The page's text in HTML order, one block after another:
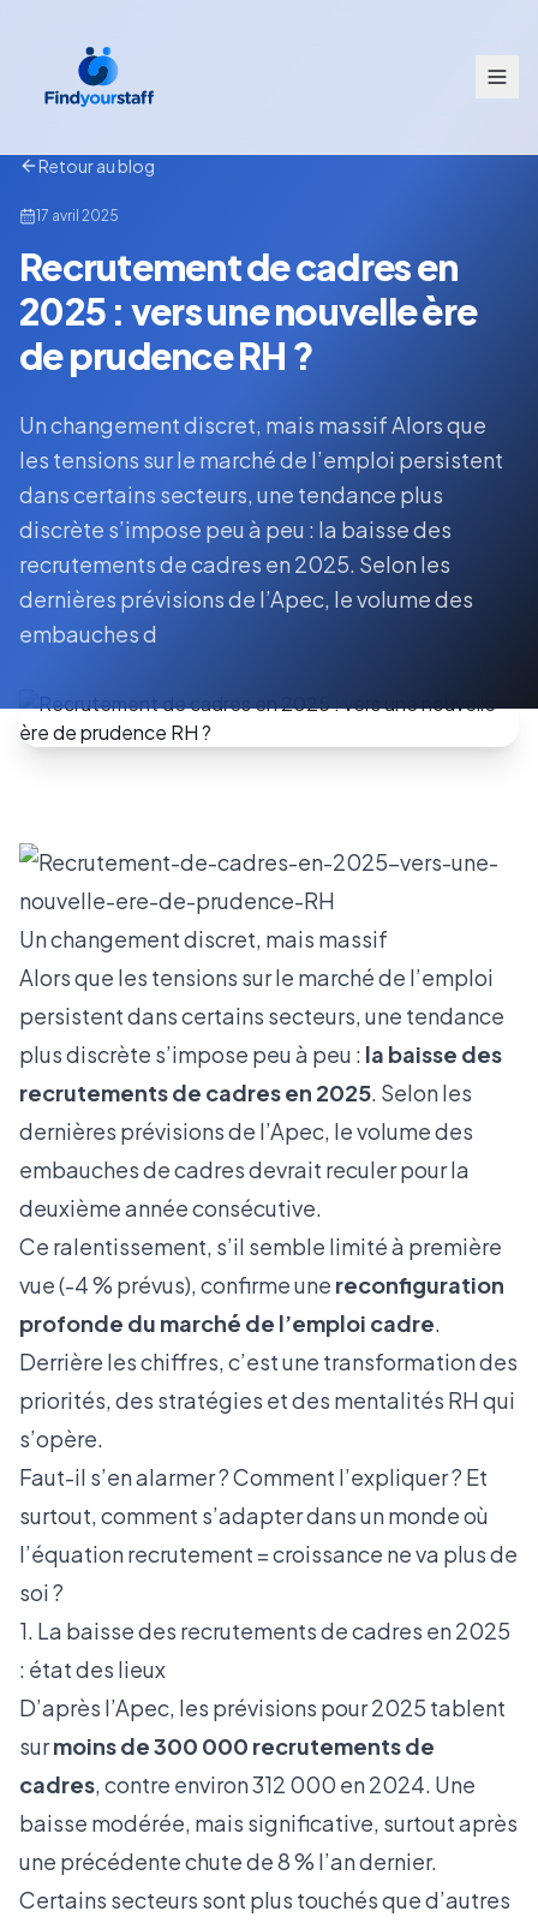
Retour au blog
17 avril 2025
Recrutement de cadres en
2025 : vers une nouvelle ère
de prudence RH ?
Un changement discret, mais massif Alors que
les tensions sur le marché de l’emploi persistent
dans certains secteurs, une tendance plus
discrète s’impose peu à peu : la baisse des
recrutements de cadres en 2025. Selon les
dernières prévisions de l’Apec, le volume des
embauches d
Un changement discret, mais massif
Alors que les tensions sur le marché de l’emploi
persistent dans certains secteurs, une tendance
plus discrète s’impose peu à peu : la baisse des
recrutements de cadres en 2025. Selon les
dernières prévisions de l’Apec, le volume des
embauches de cadres devrait reculer pour la
deuxième année consécutive.
Ce ralentissement, s’il semble limité à première
vue (-4 % prévus), confirme une reconfiguration
profonde du marché de l’emploi cadre.
Derrière les chiffres, c’est une transformation des
priorités, des stratégies et des mentalités RH qui
s’opère.
Faut-il s’en alarmer ? Comment l’expliquer ? Et
surtout, comment s’adapter dans un monde où
l’équation recrutement = croissance ne va plus de
soi ?
1. La baisse des recrutements de cadres en 2025
: état des lieux
D’après l’Apec, les prévisions pour 2025 tablent
surmoins de 300 000 recrutements de
cadres, contre environ 312 000 en 2024. Une
baisse modérée, mais significative, surtout après
une précédente chute de 8 % l’an dernier.
Certains secteurs sont plus touchés que d’autres